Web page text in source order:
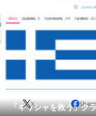
会員記事
「ギリシャを救う」ク
X Share